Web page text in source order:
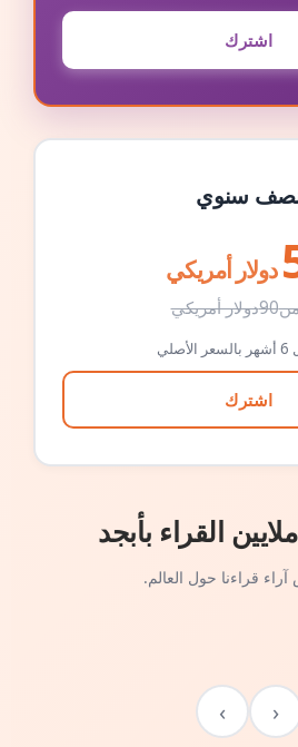
اشترك
سنوي
دولار أمريكي
من90دولار أمريكي
اشترك
القراء بأبجد
قراءنا حول العالم.
‹
›